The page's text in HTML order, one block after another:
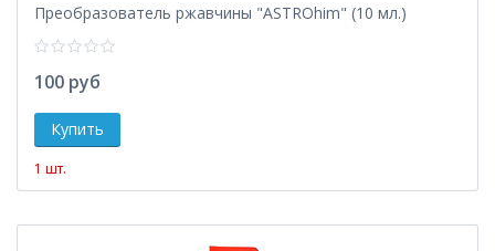
Преобразователь ржавчины "ASTROhim" (10 мл.)
100 руб
1 шт.